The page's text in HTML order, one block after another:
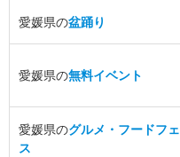
愛媛県の盆踊り
愛媛県の無料イベント
愛媛県のグルメ・フードフェ
ス